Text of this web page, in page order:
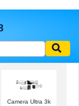
Camera Ultra 3k